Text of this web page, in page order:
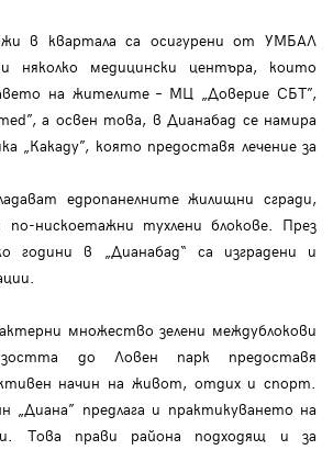
в квартала са осигурени от УМБАЛ
няколко медицински центъра, които
на жителите – МЦ „Доверие СБТ”,
a освен това, в Дианабад се намира
„Какаду”, която предоставя лечение за
едропанелните жилищни сгради,
нискоетажни тухлени блокове. През
години в „Дианабад“ са изградени и
множество зелени междублокови
до Ловен парк предоставя
начин на живот, отдих и спорт.
предлага и практикуването на
Това прави района подходящ и за